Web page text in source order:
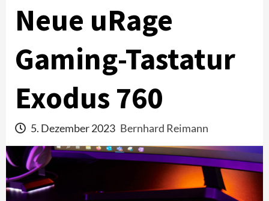
Neue uRage
Gaming-Tastatur
Exodus 760
5. Dezember 2023 Bernhard Reimann